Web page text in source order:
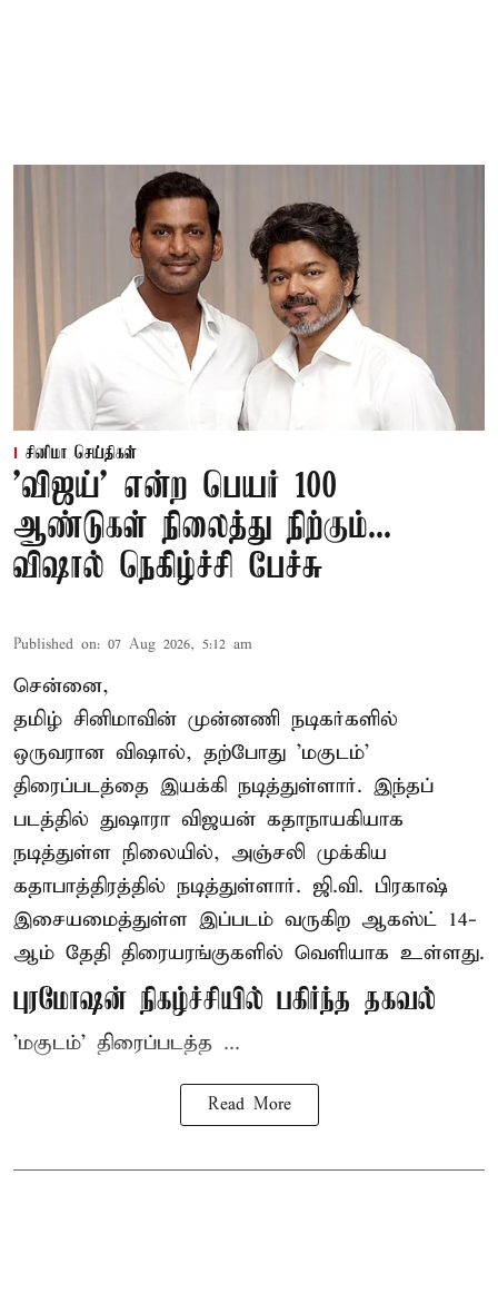
சினிமா செய்திகள்
'விஜய்' என்ற பெயர் 100
ஆண்டுகள் நிலைத்து நிற்கும்...
விஷால் நெகிழ்ச்சி பேச்சு
Published on: 07 Aug 2026, 5:12 am
சென்னை,
தமிழ் சினிமாவின் முன்னணி நடிகர்களில்
ஒருவரான விஷால், தற்போது 'மகுடம்'
திரைப்படத்தை இயக்கி நடித்துள்ளார். இந்தப்
படத்தில் துஷாரா விஜயன் கதாநாயகியாக
நடித்துள்ள நிலையில், அஞ்சலி முக்கிய
கதாபாத்திரத்தில் நடித்துள்ளார். ஜி.வி. பிரகாஷ்
இசையமைத்துள்ள இப்படம் வருகிற ஆகஸ்ட் 14-
ஆம் தேதி திரையரங்குகளில் வெளியாக உள்ளது.
புரமோஷன் நிகழ்ச்சியில் பகிர்ந்த தகவல்
'மகுடம்' திரைப்படத்த ...
Read More